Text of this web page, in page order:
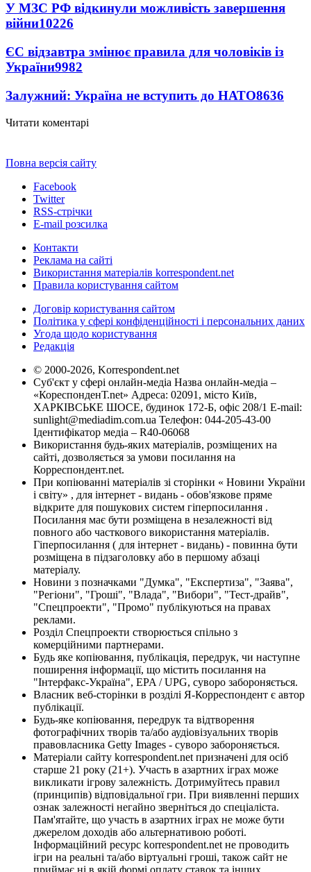
У МЗС РФ відкинули можливість завершення
війни10226
ЄС відзавтра змінює правила для чоловіків із
України9982
Залужний: Україна не вступить до НАТО8636
Читати коментарі
Повна версія сайту
Facebook
Twitter
RSS-стрічки
E-mail розсилка
Контакти
Реклама на сайті
Використання матеріалів korrespondent.net
Правила користування сайтом
Договір користування сайтом
Політика у сфері конфіденційності і персональних даних
Угода щодо користування
Редакція
© 2000-2026, Korrespondent.net
Суб'єкт у сфері онлайн-медіа Назва онлайн-медіа –
«КореспонденТ.net» Адреса: 02091, місто Київ,
ХАРКІВСЬКЕ ШОСЕ, будинок 172-Б, офіс 208/1 E-mail:
sunlight@mediadim.com.ua Телефон: 044-205-43-00
Ідентифікатор медіа – R40-06068
Використання будь-яких матеріалів, розміщених на
сайті, дозволяється за умови посилання на
Корреспондент.net.
При копіюванні матеріалів зі сторінки « Новини України
і світу» , для інтернет - видань - обов'язкове пряме
відкрите для пошукових систем гіперпосилання .
Посилання має бути розміщена в незалежності від
повного або часткового використання матеріалів.
Гіперпосилання ( для інтернет - видань) - повинна бути
розміщена в підзаголовку або в першому абзаці
матеріалу.
Новини з позначками "Думка", "Експертиза", "Заява",
"Регіони", "Гроші", "Влада", "Вибори", "Тест-драйв",
"Спецпроекти", "Промо" публікуються на правах
реклами.
Розділ Спецпроекти створюється спільно з
комерційними партнерами.
Будь яке копіювання, публікація, передрук, чи наступне
поширення інформації, що містить посилання на
"Інтерфакс-Україна", EPA / UPG, суворо забороняється.
Власник веб-сторінки в розділі Я-Корреспондент є автор
публікації.
Будь-яке копіювання, передрук та відтворення
фотографічних творів та/або аудіовізуальних творів
правовласника Getty Images - суворо забороняється.
Матеріали сайту korrespondent.net призначені для осіб
старше 21 року (21+). Участь в азартних іграх може
викликати ігрову залежність. Дотримуйтесь правил
(принципів) відповідальної гри. При виявленні перших
ознак залежності негайно зверніться до спеціаліста.
Пам'ятайте, що участь в азартних іграх не може бути
джерелом доходів або альтернативою роботі.
Інформаційний ресурс korrespondent.net не проводить
ігри на реальні та/або віртуальні гроші, також сайт не
приймає ні в якій формі оплату ставок та інших